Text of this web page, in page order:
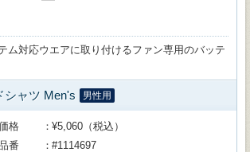
ム対応ウエアに取り付けるファン専用のバッテ
シャツ Men's 男性用
格
¥5,060（税込）
番
#1114697